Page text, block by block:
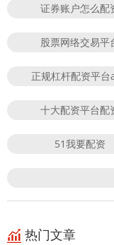
证券账户怎么配
股票网络交易平
正规杠杆配资平台
十大配资平台配
51我要配资
热门文章